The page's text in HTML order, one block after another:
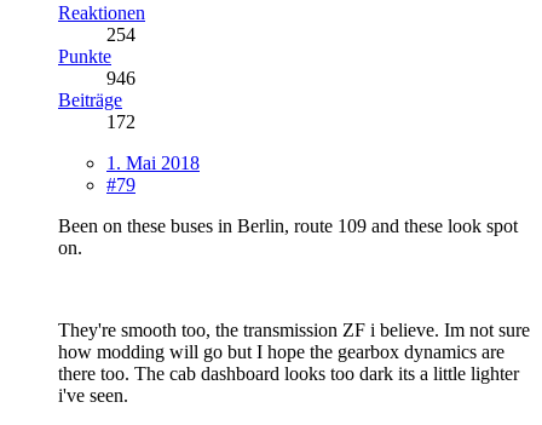
Reaktionen
254
Punkte
946
Beiträge
172
1. Mai 2018
#79
Been on these buses in Berlin, route 109 and these look spot
on.
They're smooth too, the transmission ZF i believe. Im not sure
how modding will go but I hope the gearbox dynamics are
there too. The cab dashboard looks too dark its a little lighter
i've seen.